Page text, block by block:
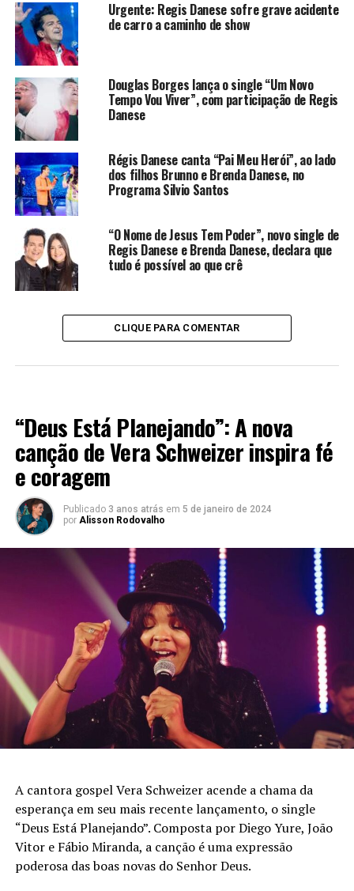
Urgente: Regis Danese sofre grave acidente
de carro a caminho de show
Douglas Borges lança o single “Um Novo
Tempo Vou Viver”, com participação de Regis
Danese
Régis Danese canta “Pai Meu Herói”, ao lado
dos filhos Brunno e Brenda Danese, no
Programa Silvio Santos
“O Nome de Jesus Tem Poder”, novo single de
Regis Danese e Brenda Danese, declara que
tudo é possível ao que crê
CLIQUE PARA COMENTAR
“Deus Está Planejando”: A nova
canção de Vera Schweizer inspira fé
e coragem
Publicado 3 anos atrás em 5 de janeiro de 2024
por Alisson Rodovalho
A cantora gospel Vera Schweizer acende a chama da
esperança em seu mais recente lançamento, o single
“Deus Está Planejando”. Composta por Diego Yure, João
Vitor e Fábio Miranda, a canção é uma expressão
poderosa das boas novas do Senhor Deus.